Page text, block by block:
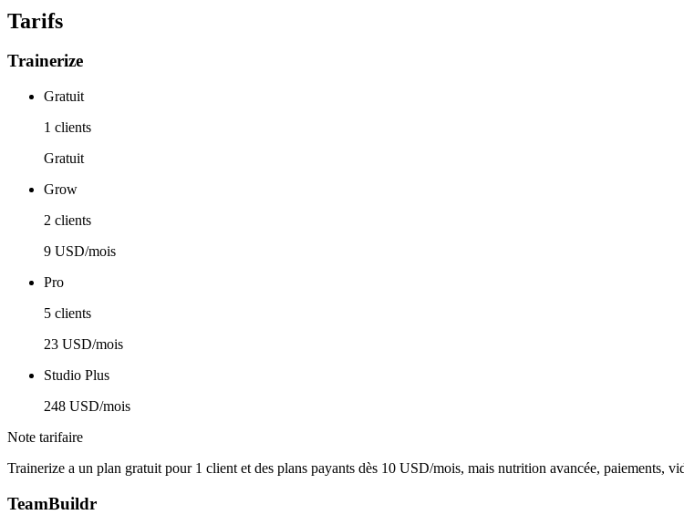
Tarifs
Trainerize
Gratuit
1 clients
Gratuit
Grow
2 clients
9 USD/mois
Pro
5 clients
23 USD/mois
Studio Plus
248 USD/mois
Note tarifaire
Trainerize a un plan gratuit pour 1 client et des plans payants dès 10 USD/mois, mais nutrition avancée, paiements,
TeamBuildr